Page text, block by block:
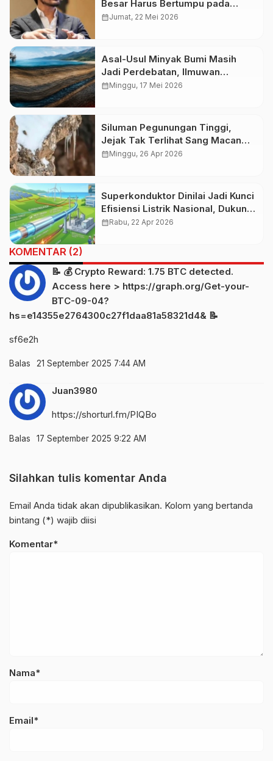
Besar Harus Bertumpu pada
Warisan Intelektual Leluhur
calendar_monthJumat, 22 Mei 2026
Asal-Usul Minyak Bumi Masih
Jadi Perdebatan, Ilmuwan
Ungkap Fakta Geologi yang
calendar_monthMinggu, 17 Mei 2026
Siluman Pegunungan Tinggi,
Jejak Tak Terlihat Sang Macan
Tutul Salju
calendar_monthMinggu, 26 Apr 2026
Superkonduktor Dinilai Jadi Kunci
Efisiensi Listrik Nasional, Dukung
Target Ambisius RUPTL PLN
calendar_monthRabu, 22 Apr 2026
KOMENTAR (2)
📝 💰 Crypto Reward: 1.75 BTC detected.
Access here > https://graph.org/Get-your-
BTC-09-04?
hs=e14355e2764300c27f1daa81a58321d4& 📝
sf6e2h
Balas 21 September 2025 7:44 AM
Juan3980
https://shorturl.fm/PIQBo
Balas 17 September 2025 9:22 AM
Silahkan tulis komentar Anda
Email Anda tidak akan dipublikasikan. Kolom yang bertanda
bintang (*) wajib diisi
Komentar*
Nama*
Email*